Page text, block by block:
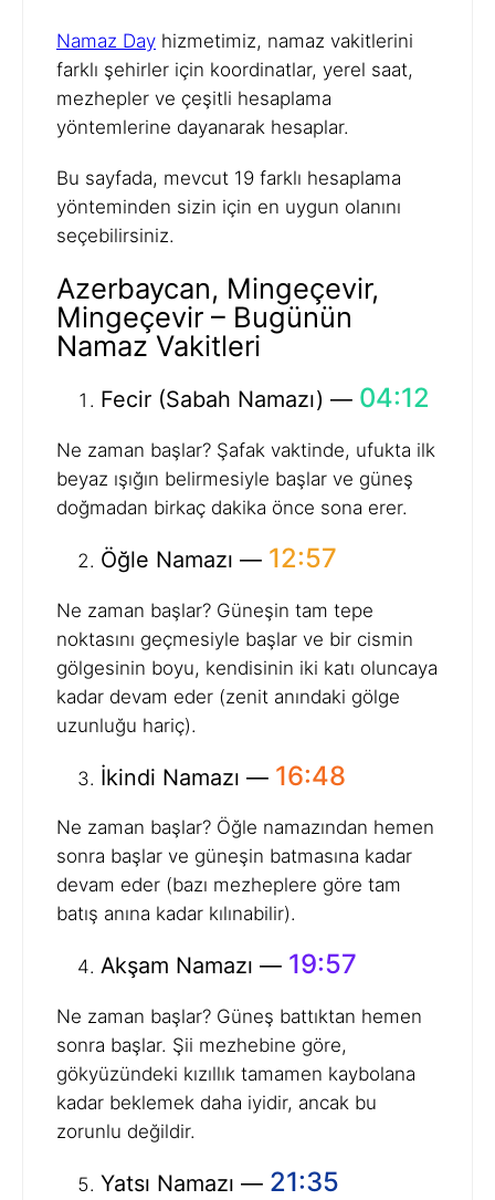
Namaz Day hizmetimiz, namaz vakitlerini
farklı şehirler için koordinatlar, yerel saat,
mezhepler ve çeşitli hesaplama
yöntemlerine dayanarak hesaplar.
Bu sayfada, mevcut 19 farklı hesaplama
yönteminden sizin için en uygun olanını
seçebilirsiniz.
Azerbaycan, Mingeçevir,
Mingeçevir – Bugünün
Namaz Vakitleri
Fecir (Sabah Namazı) — 04:12
Ne zaman başlar? Şafak vaktinde, ufukta ilk
beyaz ışığın belirmesiyle başlar ve güneş
doğmadan birkaç dakika önce sona erer.
Öğle Namazı — 12:57
Ne zaman başlar? Güneşin tam tepe
noktasını geçmesiyle başlar ve bir cismin
gölgesinin boyu, kendisinin iki katı oluncaya
kadar devam eder (zenit anındaki gölge
uzunluğu hariç).
İkindi Namazı — 16:48
Ne zaman başlar? Öğle namazından hemen
sonra başlar ve güneşin batmasına kadar
devam eder (bazı mezheplere göre tam
batış anına kadar kılınabilir).
Akşam Namazı — 19:57
Ne zaman başlar? Güneş battıktan hemen
sonra başlar. Şii mezhebine göre,
gökyüzündeki kızıllık tamamen kaybolana
kadar beklemek daha iyidir, ancak bu
zorunlu değildir.
Yatsı Namazı — 21:35